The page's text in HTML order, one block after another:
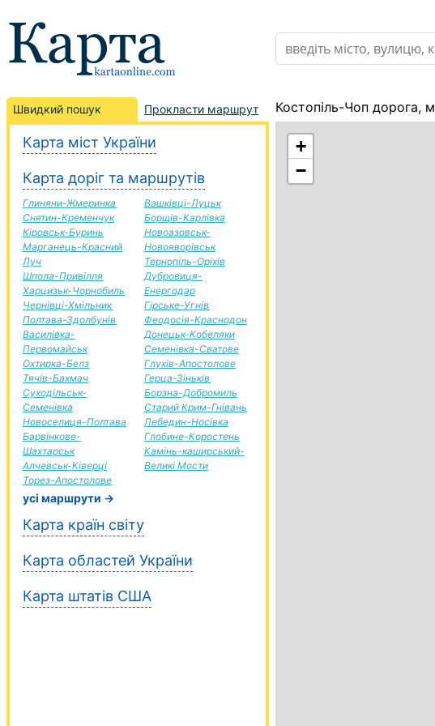
Швидкий пошук Прокласти маршрут
Карта міст України
Карта доріг та маршрутів
Глиняни-Жмеринка
Снятин-Кременчук
Кіровськ-Буринь
Марганець-Красний
Луч
Шпола-Привілля
Харцизьк-Чорнобиль
Чернівці-Хмільник
Полтава-Здолбунів
Василівка-
Первомайськ
Охтирка-Белз
Тячів-Бахмач
Суходільськ-
Семенівка
Новоселиця-Полтава
Барвінкове-
Шахтарськ
Алчевськ-Ківерці
Торез-Апостолове
Вашківці-Луцьк
Борщів-Карлівка
Новоазовськ-
Новояворівськ
Тернопіль-Оріхів
Дубровиця-
Енергодар
Гірське-Угнів
Феодосія-Краснодон
Донецьк-Кобеляки
Семенівка-Сватове
Глухів-Апостолове
Герца-Зіньків
Борзна-Добромиль
Старий Крим-Гнівань
Лебедин-Носівка
Глобине-Коростень
Камінь-каширський-
Великі Мости
усі маршрути →
Карта країн світу
Карта областей України
Карта штатів США
Костопіль-Чоп дорога,
+
−